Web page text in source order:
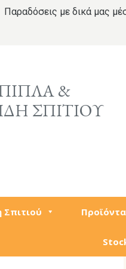
Παραδόσεις με δικά μας
&
ΣΠΙΤΙΟΥ
Σπιτιού